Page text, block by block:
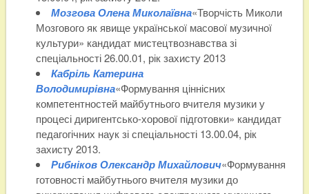
Мозгова Олена Миколаївна«Творчість Миколи
Мозгового як явище української масової музичної
культури» кандидат мистецтвознавства зі
спеціальності 26.00.01, рік захисту 2013
Кабріль Катерина
Володимирівна«Формування ціннісних
компетентностей майбутнього вчителя музики у
процесі диригентсько-хорової підготовки» кандидат
педагогічних наук зі спеціальності 13.00.04, рік
захисту 2013.
Рибніков Олександр Михайлович«Формування
готовності майбутнього вчителя музики до